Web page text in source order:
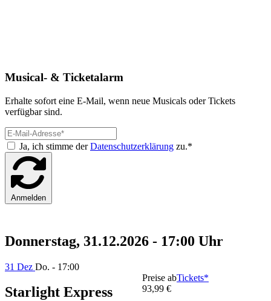
Musical- & Ticketalarm
Erhalte sofort eine E-Mail, wenn neue Musicals oder Tickets
verfügbar sind.
Ja, ich stimme derDatenschutzerklärung zu.*
Anmelden
Donnerstag, 31.12.2026 - 17:00 Uhr
31 Dez Do. - 17:00
Starlight Express
Preise ab
93,99 €
Tickets*